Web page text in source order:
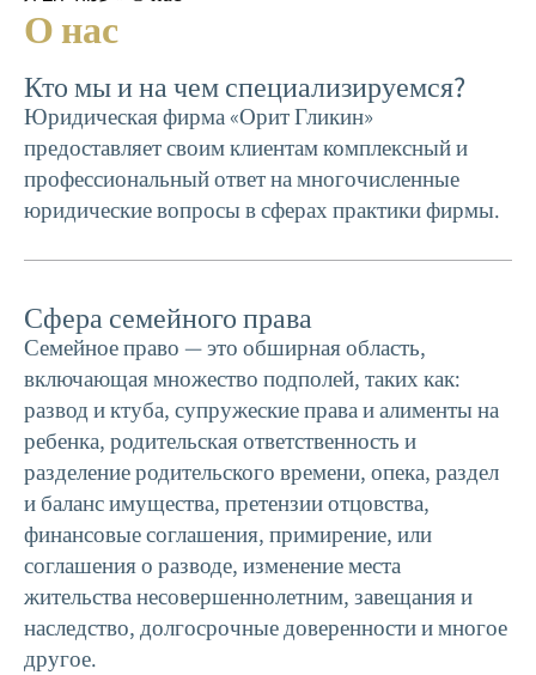
О нас
Кто мы и на чем специализируемся?
Юридическая фирма «Орит Гликин»
предоставляет своим клиентам комплексный и
профессиональный ответ на многочисленные
юридические вопросы в сферах практики фирмы.
Сфера семейного права
Семейное право — это обширная область,
включающая множество подполей, таких как:
развод и ктуба, супружеские права и алименты на
ребенка, родительская ответственность и
разделение родительского времени, опека, раздел
и баланс имущества, претензии отцовства,
финансовые соглашения, примирение, или
соглашения о разводе, изменение места
жительства несовершеннолетним, завещания и
наследство, долгосрочные доверенности и многое
другое.